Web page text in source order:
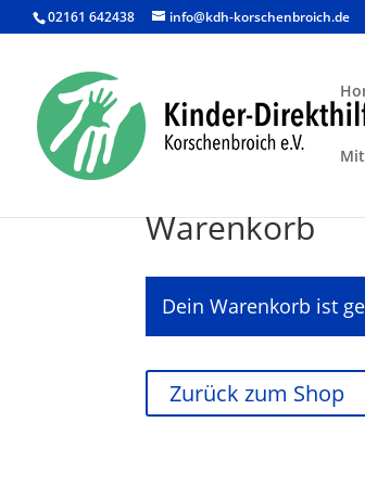
02161 642438 info@kdh-korschenbroich.de
Warenkorb
Dein Warenkorb ist
Zurück zum Shop